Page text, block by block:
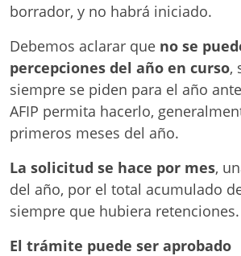
borrador, y no habrá iniciado.
Debemos aclarar que no se
percepciones del año en curso,
siempre se piden para el año
AFIP permita hacerlo,
primeros meses del año.
La solicitud se hace por mes,
del año, por el total acumulado
siempre que hubiera retenciones.
El trámite puede ser aprobado